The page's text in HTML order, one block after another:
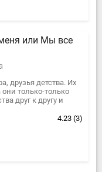
или Мы все
друзья детства. Их
они только-только
друг к другу и
4.23 (3)